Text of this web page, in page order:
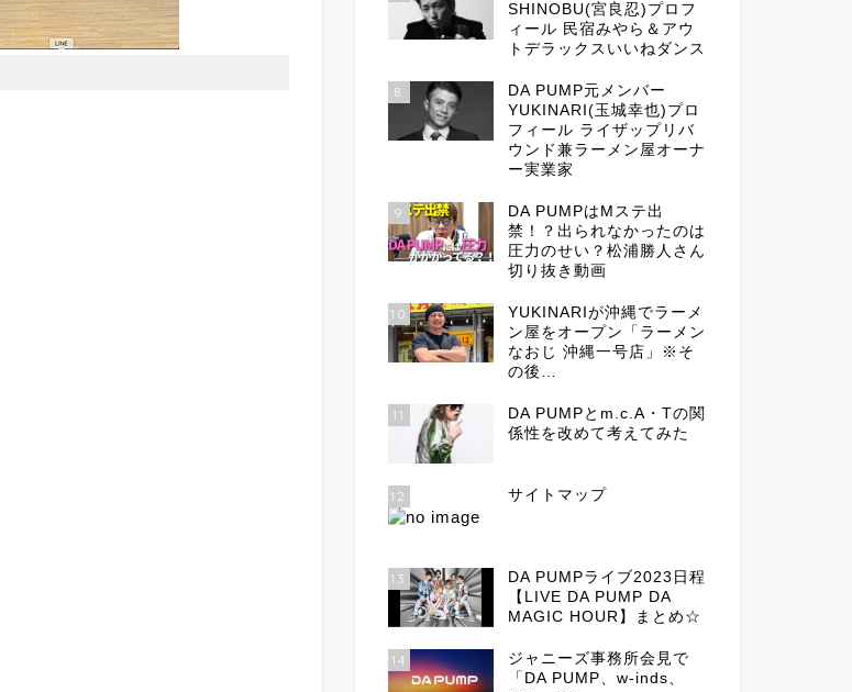
SHINOBU(宮良忍)プロフ
ィール 民宿みやら＆アウ
トデラックスいいねダンス
8
DA PUMP元メンバー
YUKINARI(玉城幸也)プロ
フィール ライザップリバ
ウンド兼ラーメン屋オーナ
ー実業家
9
DA PUMPはMステ出
禁！？出られなかったのは
圧力のせい？松浦勝人さん
切り抜き動画
10
YUKINARIが沖縄でラーメ
ン屋をオープン「ラーメン
なおじ 沖縄一号店」※そ
の後…
11
DA PUMPとm.c.A・Tの関
係性を改めて考えてみた
12 サイトマップ
13
DA PUMPライブ2023日程
【LIVE DA PUMP DA
MAGIC HOUR】まとめ☆
14
ジャニーズ事務所会見で
「DA PUMP、w-inds、